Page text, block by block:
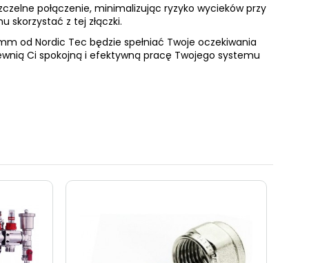
połączenie, minimalizując ryzyko wycieków przy
skorzystać z tej złączki.
od Nordic Tec będzie spełniać Twoje oczekiwania
Ci spokojną i efektywną pracę Twojego systemu